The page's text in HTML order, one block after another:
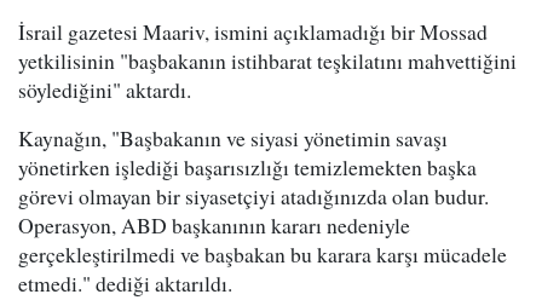
İsrail gazetesi Maariv, ismini açıklamadığı bir Mossad
yetkilisinin "başbakanın istihbarat teşkilatını mahvettiğini
söylediğini" aktardı.
Kaynağın, "Başbakanın ve siyasi yönetimin savaşı
yönetirken işlediği başarısızlığı temizlemekten başka
görevi olmayan bir siyasetçiyi atadığınızda olan budur.
Operasyon, ABD başkanının kararı nedeniyle
gerçekleştirilmedi ve başbakan bu karara karşı mücadele
etmedi." dediği aktarıldı.